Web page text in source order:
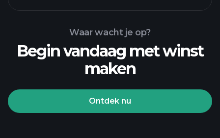
Waar wacht je op?
Begin vandaag met winst
maken
Ontdek nu